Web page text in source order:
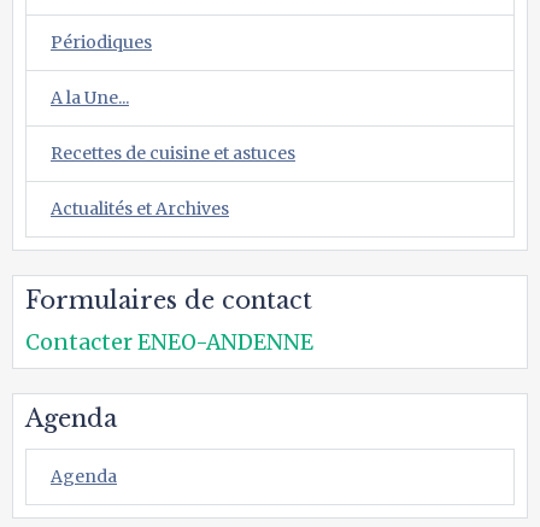
Périodiques
A la Une...
Recettes de cuisine et astuces
Actualités et Archives
Formulaires de contact
Contacter ENEO-ANDENNE
Agenda
Agenda